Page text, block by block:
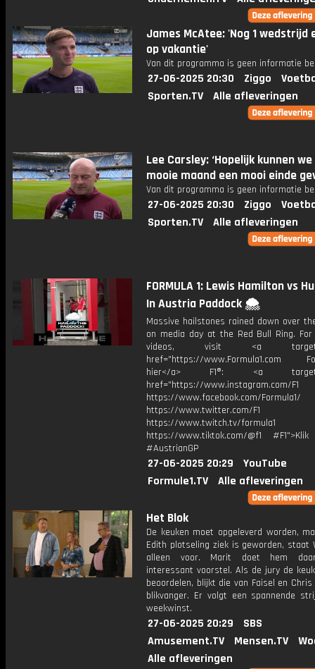
James McAtee: 'Nog 1 wedstrijd
op vakantie'
Van dit programma is geen informatie
27-06-2025 20:30 Ziggo
Sporten.TV
Alle afleveringen
Lee Carsley: ‘Hopelijk kunnen
mooie maand een mooi einde
Van dit programma is geen informatie
27-06-2025 20:30 Ziggo
Sporten.TV
Alle afleveringen
FORMULA 1: Lewis Hamilton vs
In Austria Paddock 🌨️
Massive hailstones rained down over
on media day at the Red Bull Ring. For
videos, visit <a
href="https://www.Formula1.com
hier</a> F1®: <a
href="https://www.instagram.com/F1
https://www.facebook.com/Formula1/
https://www.twitter.com/F1
https://www.twitch.tv/formula1
https://www.tiktok.com/@f1
#AustrianGP
27-06-2025 20:29
YouTube
Formule1.TV
Alle afleveringen
Het Blok
De keuken moet opgeleverd worden,
Edith plotseling ziek is geworden, staat
alleen voor. Marit doet hem
interessant voorstel. Als de jury de
beoordelen, blijkt die van Faisel en
blikvanger. Er volgt een spannende
weekwinst.
27-06-2025 20:29
SBS
Amusement.TV
Mensen.TV
Alle afleveringen